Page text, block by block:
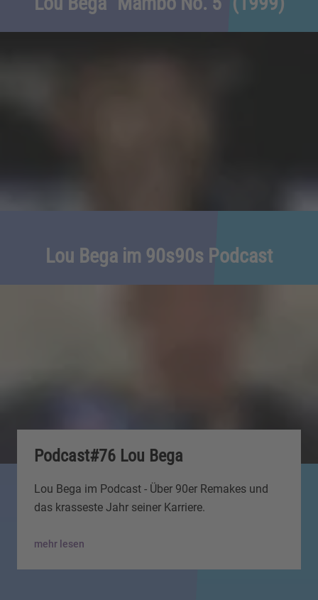
Lou Bega im 90s90s Podcast
Podcast#76 Lou Bega
Lou Bega im Podcast - Über 90er Remakes und
das krasseste Jahr seiner Karriere.
mehr lesen